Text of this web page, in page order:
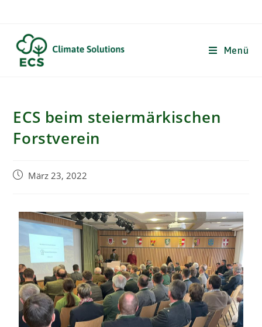
Menü
ECS beim steiermärkischen
Forstverein
März 23, 2022